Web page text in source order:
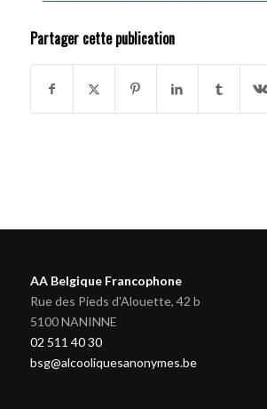
Partager cette publication
AA Belgique Francophone
Rue des Pieds d'Alouette, 42 b
5100 NANINNE
02 511 40 30
bsg@alcooliquesanonymes.be